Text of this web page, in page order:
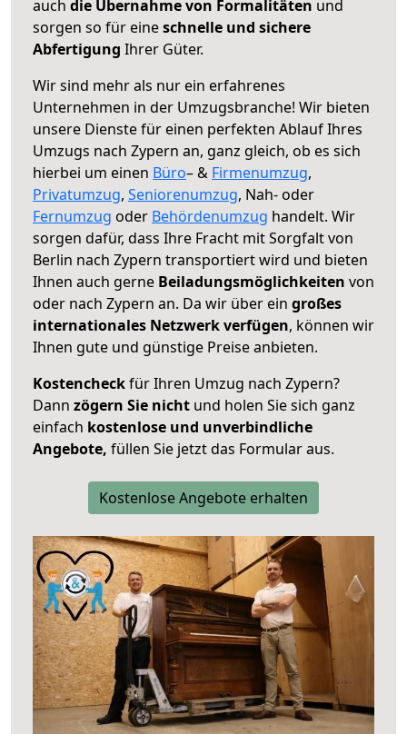
auch die Übernahme von Formalitäten und
sorgen so für eineschnelle und sichere
Abfertigung Ihrer Güter.
Wir sind mehr als nur ein erfahrenes
Unternehmen in der Umzugsbranche! Wir bieten
unsere Dienste für einen perfekten Ablauf Ihres
Umzugs nach Zypern an, ganz gleich, ob es sich
hierbei um einen Büro– & Firmenumzug,
Privatumzug, Seniorenumzug, Nah- oder
Fernumzug oder Behördenumzug handelt. Wir
sorgen dafür, dass Ihre Fracht mit Sorgfalt von
Berlin nach Zypern transportiert wird und bieten
Ihnen auch gerne Beiladungsmöglichkeiten von
oder nach Zypern an. Da wir über ein großes
internationales Netzwerk verfügen, können wir
Ihnen gute und günstige Preise anbieten.
Kostencheckfür Ihren Umzug nach Zypern?
Dann zögern Sie nicht und holen Sie sich ganz
einfach kostenlose und unverbindliche
Angebote, füllen Sie jetzt das Formular aus.
Kostenlose Angebote erhalten